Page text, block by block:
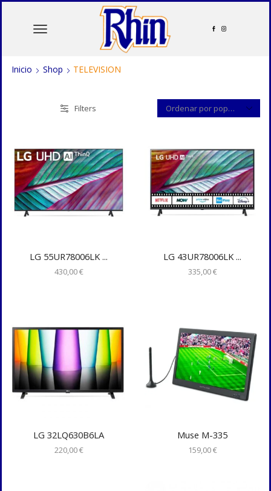
Inicio Shop TELEVISION
Filters
LG 55UR78006LK ...
430,00€
LG 43UR78006LK ...
335,00€
LG 32LQ630B6LA
220,00€
Muse M-335
159,00€